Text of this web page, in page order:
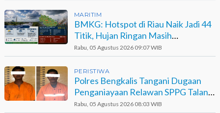
MARITIM
BMKG: Hotspot di Riau Naik Jadi 44
Titik, Hujan Ringan Masih
Berpotensi Terjadi
Rabu, 05 Agustus 2026 09:07 WIB
PERISTIWA
Polres Bengkalis Tangani Dugaan
Penganiayaan Relawan SPPG Talang
Muandau
Rabu, 05 Agustus 2026 08:03 WIB